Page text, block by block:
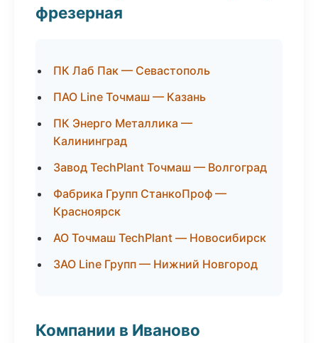
фрезерная
ПК Лаб Пак — Севастополь
ПАО Line Точмаш — Казань
ПК Энерго Металлика —
Калининград
Завод TechPlant Точмаш — Волгоград
Фабрика Групп СтанкоПроф —
Красноярск
АО Точмаш TechPlant — Новосибирск
ЗАО Line Групп — Нижний Новгород
Компании в Иваново